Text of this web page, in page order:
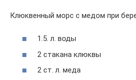
Клюквенный морс с медом при
1.5. л. воды
2 стакана клюквы
2 ст. л. меда